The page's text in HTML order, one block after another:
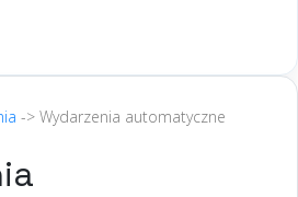
-> Wydarzenia automatyczne